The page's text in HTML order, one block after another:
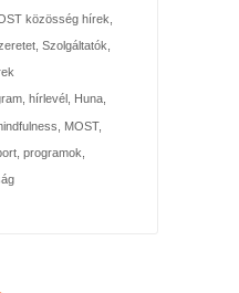
közösség hírek
, Szolgáltatók
, hírlevél, Huna,
MOST,
, programok